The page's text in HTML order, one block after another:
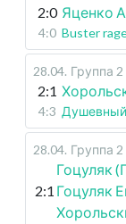
2:0 Яценко
4:0 Buster
28.04. Группа 2
2:1
4:3 Душевный
28.04. Группа 2
2:1
Гоцуляк
Гоцуляк